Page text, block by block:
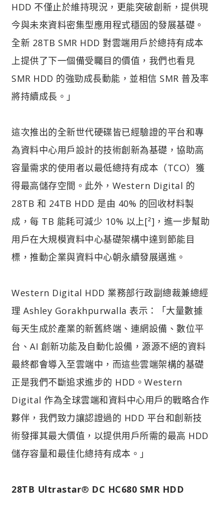
HDD 不僅止於維持現況，更能突破創新，提供現
今與未來資料密集型應用程式穩固的發展基礎。
全新 28TB SMR HDD 對雲端用戶於總持有成本
上提供了下一個備受矚目的價值，我們也看見
SMR HDD 的強勁成長動能，並相信 SMR 普及率
將持續成長。」
這次推出的全新世代硬碟皆已經驗證的平台和專
為資料中心用戶設計的技術創新為基礎，協助高
容量需求的使用者以最低總持有成本（TCO）獲
得最高儲存空間。此外，Western Digital 的
28TB 和 24TB HDD 是由 40% 的回收材料製
成，每 TB 能耗可減少 10% 以上[²]，進一步幫助
用戶在大規模資料中心基礎架構中達到節能目
標，推動企業與資料中心朝永續發展邁進。
Western Digital HDD 業務部行政副總裁兼總經
理 Ashley Gorakhpurwalla 表示：「大量數據
每天生成於產業的新舊終端、連網設備、數位平
台、AI 創新功能及自動化設備，源源不絕的資料
最終都會導入至雲端中，而這些雲端架構的基礎
正是我們不斷追求進步的 HDD。Western
Digital 作為全球雲端和資料中心用戶的戰略合作
夥伴，我們致力讓認證過的 HDD 平台和創新技
術發揮其最大價值，以提供用戶所需的最高 HDD
儲存容量和最佳化總持有成本。」
28TB Ultrastar® DC HC680 SMR HDD